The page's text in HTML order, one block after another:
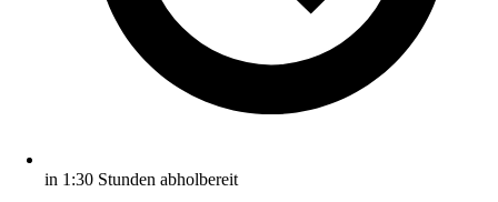
in 1:30 Stunden abholbereit